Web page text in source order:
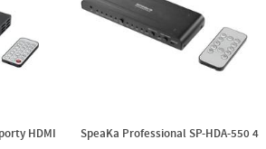
HDMI
SpeaKa Professional SP-HDA-550 4